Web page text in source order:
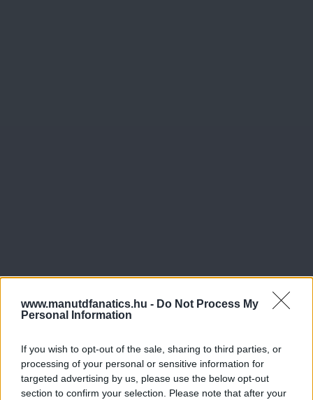
www.manutdfanatics.hu - Do Not Process My
Personal Information
If you wish to opt-out of the sale, sharing to third parties, or
processing of your personal or sensitive information for
targeted advertising by us, please use the below opt-out
section to confirm your selection. Please note that after your